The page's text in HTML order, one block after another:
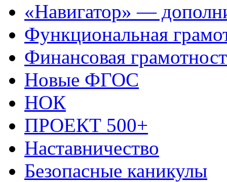
«Навигатор» —
Функциональная
Финансовая
Новые ФГОС
НОК
ПРОЕКТ 500+
Наставничество
Безопасные каникулы